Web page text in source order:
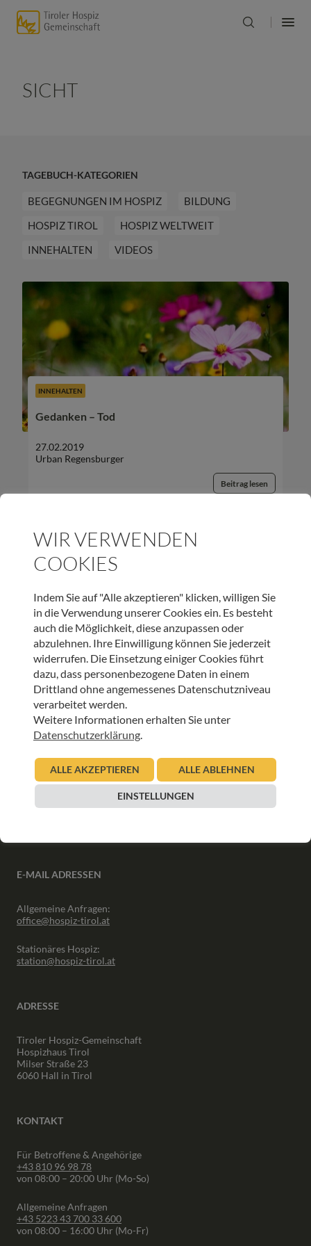
SICHT
TAGEBUCH-KATEGORIEN
BEGEGNUNGEN IM HOSPIZ
BILDUNG
HOSPIZ TIROL
HOSPIZ WELTWEIT
INNEHALTEN
VIDEOS
INNEHALTEN
Gedanken – Tod
27.02.2019
Urban Regensburger
Beitrag lesen
ANMELDEN
INFORMATIONEN
Downloads
Interner Bereich
Partner
E-MAIL ADRESSEN
Allgemeine Anfragen:
office@hospiz-tirol.at
Stationäres Hospiz:
station@hospiz-tirol.at
ADRESSE
Tiroler Hospiz-Gemeinschaft
Hospizhaus Tirol
Milser Straße 23
6060 Hall in Tirol
KONTAKT
Für Betroffene & Angehörige
+43 810 96 98 78
von 08:00 – 20:00 Uhr (Mo-So)
Allgemeine Anfragen
+43 5223 43 700 33 600
von 08:00 – 16:00 Uhr (Mo-Fr)
WIR VERWENDEN
COOKIES
Indem Sie auf "Alle akzeptieren" klicken, willigen Sie
in die Verwendung unserer Cookies ein. Es besteht
auch die Möglichkeit, diese anzupassen oder
abzulehnen. Ihre Einwilligung können Sie jederzeit
widerrufen. Die Einsetzung einiger Cookies führt
dazu, dass personenbezogene Daten in einem
Drittland ohne angemessenes Datenschutzniveau
verarbeitet werden.
Weitere Informationen erhalten Sie unter
Datenschutzerklärung.
ALLE AKZEPTIEREN ALLE ABLEHNEN
EINSTELLUNGEN